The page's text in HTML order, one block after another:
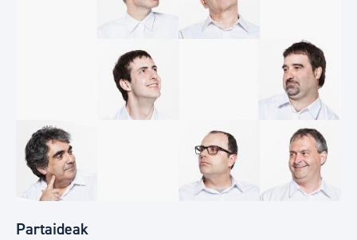
Partaideak